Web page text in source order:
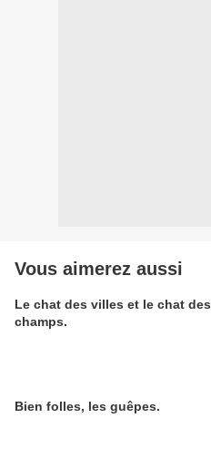
Vous aimerez aussi
Le chat des villes et le chat des
champs.
Bien folles, les guêpes.